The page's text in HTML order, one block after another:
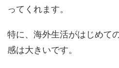
ってくれます。
特に、海外生活がはじめて
感は大きいです。